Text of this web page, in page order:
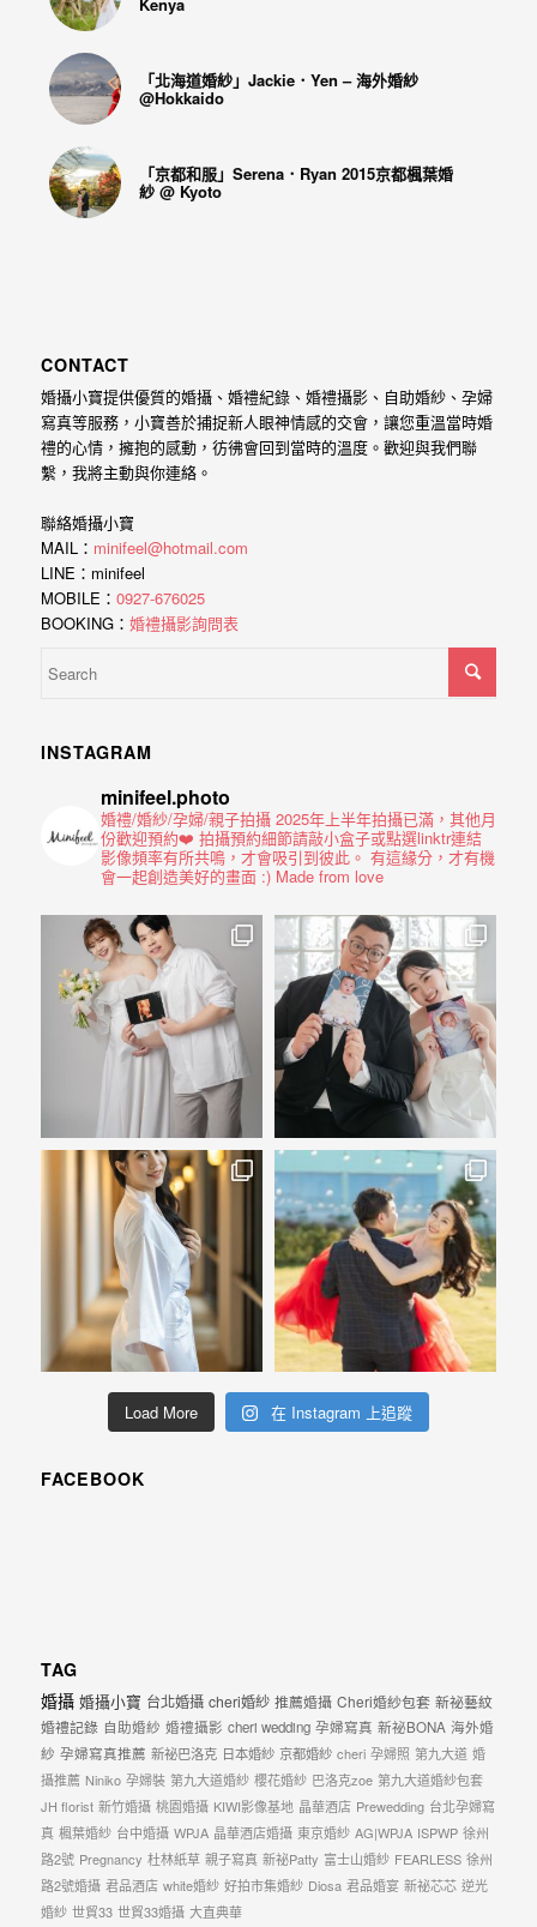
「北海道婚紗」Jackie．Yen – 海外婚紗
@Hokkaido
「京都和服」Serena．Ryan 2015京都楓葉婚
紗 @ Kyoto
CONTACT
婚攝小寶提供優質的婚攝、婚禮紀錄、婚禮攝影、自助婚紗、孕婦
寫真等服務，小寶善於捕捉新人眼神情感的交會，讓您重溫當時婚
禮的心情，擁抱的感動，彷彿會回到當時的溫度。歡迎與我們聯
繫，我將主動與你連絡。
聯絡婚攝小寶
MAIL： minifeel@hotmail.com
LINE：minifeel
MOBILE： 0927-676025
BOOKING： 婚禮攝影詢問表
INSTAGRAM
minifeel.photo
婚禮/婚紗/孕婦/親子拍攝2025年上半年拍攝已滿，其他月
份歡迎預約❤️ 拍攝預約細節請敲小盒子或點選linktr連結
影像頻率有所共鳴，才會吸引到彼此。 有這緣分，才有機
會一起創造美好的畫面 :)Made from love
Load More 在 Instagram 上追蹤
FACEBOOK
TAG
婚攝 婚攝小寶 台北婚攝 cheri婚紗 推薦婚攝 Cheri婚紗包套 新祕藝紋
婚禮記錄 自助婚紗 婚禮攝影 cheri wedding 孕婦寫真 新祕BONA 海外婚
紗 孕婦寫真推薦 新祕巴洛克 日本婚紗 京都婚紗 cheri 孕婦照 第九大道 婚
攝推薦 Niniko 孕婦裝 第九大道婚紗 櫻花婚紗 巴洛克zoe 第九大道婚紗包套
JH florist 新竹婚攝 桃園婚攝 KIWI影像基地 晶華酒店 Prewedding 台北孕婦寫
真 楓葉婚紗 台中婚攝 WPJA 晶華酒店婚攝 東京婚紗 AG|WPJA ISPWP 徐州
路2號 Pregnancy 杜林紙草 親子寫真 新祕Patty 富士山婚紗 FEARLESS 徐州
路2號婚攝 君品酒店 white婚紗 好拍市集婚紗 Diosa 君品婚宴 新祕芯芯 逆光
婚紗 世貿33 世貿33婚攝 大直典華